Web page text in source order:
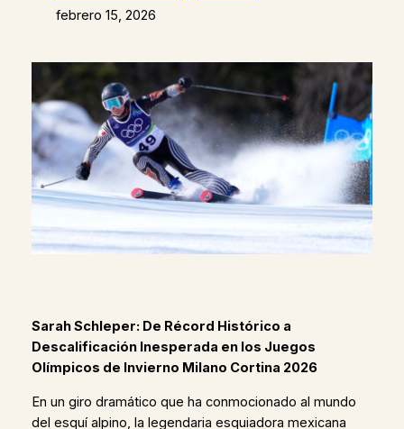
febrero 15, 2026
Sarah Schleper: De Récord Histórico a
Descalificación Inesperada en los Juegos
Olímpicos de Invierno Milano Cortina 2026
En un giro dramático que ha conmocionado al mundo
del esquí alpino, la legendaria esquiadora mexicana